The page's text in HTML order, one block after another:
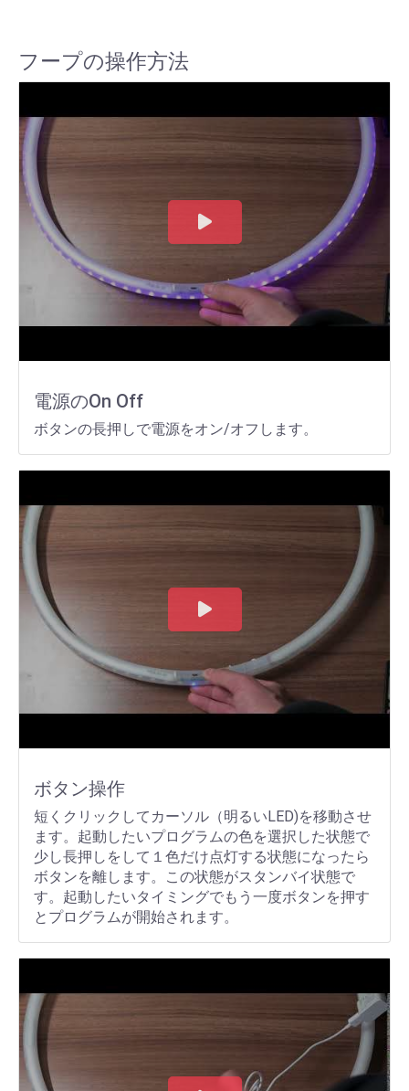
フープの操作方法
電源のOn Off
ボタンの長押しで電源をオン/オフします。
ボタン操作
短くクリックしてカーソル（明るいLED)を移動させ
ます。起動したいプログラムの色を選択した状態で
少し長押しをして１色だけ点灯する状態になったら
ボタンを離します。この状態がスタンバイ状態で
す。起動したいタイミングでもう一度ボタンを押す
とプログラムが開始されます。